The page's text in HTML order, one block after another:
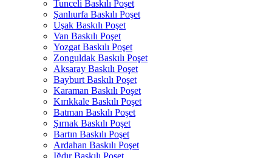
Tunceli Baskılı Poşet
Şanlıurfa Baskılı Poşet
Uşak Baskılı Poşet
Van Baskılı Poşet
Yozgat Baskılı Poşet
Zonguldak Baskılı Poşet
Aksaray Baskılı Poşet
Bayburt Baskılı Poşet
Karaman Baskılı Poşet
Kırıkkale Baskılı Poşet
Batman Baskılı Poşet
Şırnak Baskılı Poşet
Bartın Baskılı Poşet
Ardahan Baskılı Poşet
Iğdır Baskılı Poşet